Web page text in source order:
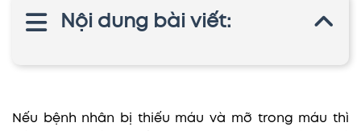
Nội dung bài viết:
Nếu bệnh nhân bị thiếu máu và mỡ trong máu thì